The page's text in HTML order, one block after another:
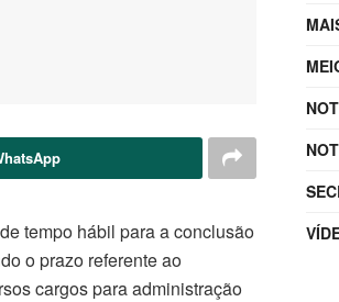
tempo hábil para a conclusão
o prazo referente ao
cargos para administração